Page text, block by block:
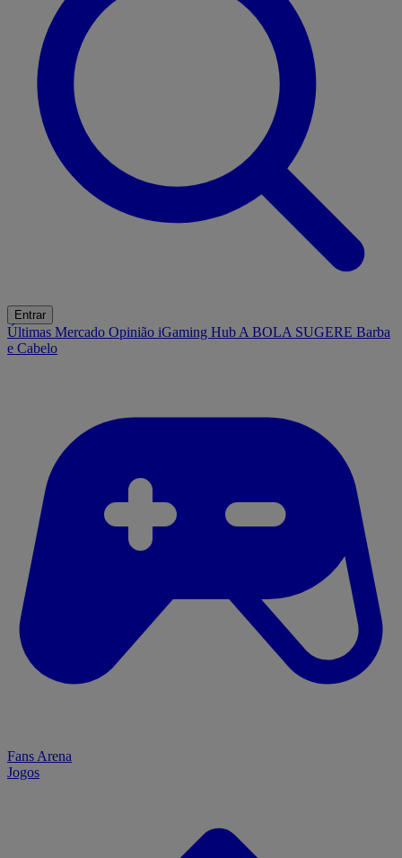
Entrar
Últimas Mercado Opinião iGaming Hub A BOLA SUGERE Barba
e Cabelo
Fans Arena
Jogos